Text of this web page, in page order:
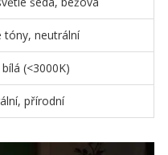
tóny, neutrální
(<3000K)
přírodní